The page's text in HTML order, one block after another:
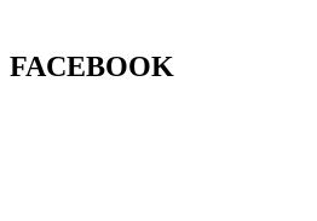
FACEBOOK